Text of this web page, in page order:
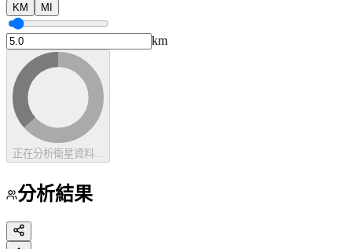
KM MI
km
正在分析衛星資料...
分析結果